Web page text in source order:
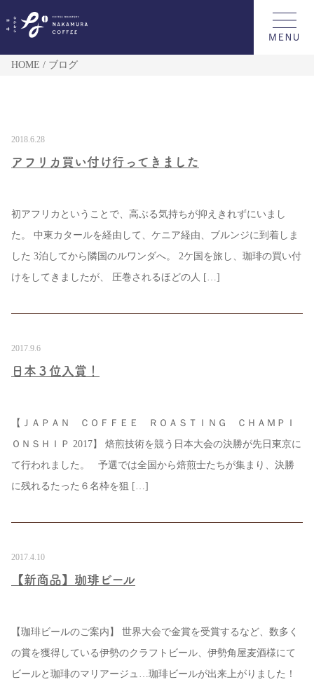
HOME ブログ
2018.6.28
アフリカ買い付け行ってきました
初アフリカということで、高ぶる気持ちが抑えきれずにいまし
た。 中東カタールを経由して、ケニア経由、ブルンジに到着しま
した 3泊してから隣国のルワンダへ。 2ケ国を旅し、珈琲の買い付
けをしてきましたが、 圧巻されるほどの人 […]
2017.9.6
日本３位入賞！
【ＪＡＰＡＮ ＣＯＦＦＥＥ ＲＯＡＳＴＩＮＧ ＣＨＡＭＰＩ
ＯＮＳＨＩＰ 2017】 焙煎技術を競う日本大会の決勝が先日東京に
て行われました。 予選では全国から焙煎士たちが集まり、決勝
に残れるたった６名枠を狙 […]
2017.4.10
【新商品】珈琲ビール
【珈琲ビールのご案内】 世界大会で金賞を受賞するなど、数多く
の賞を獲得している伊勢のクラフトビール、伊勢角屋麦酒様にて
ビールと珈琲のマリアージュ…珈琲ビールが出来上がりました！